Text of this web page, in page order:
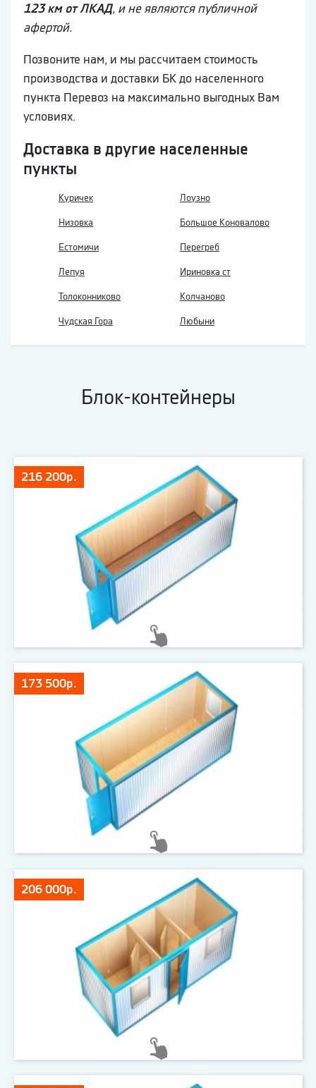
123 км от ЛКАД, и не являются публичной
афертой.
Позвоните нам, и мы рассчитаем стоимость
производства и доставки БК до населенного
пункта Перевоз на максимально выгодных Вам
условиях.
Доставка в другие населенные
пункты
Куричек Лоузно
Низовка Большое Коновалово
Естомичи Перегреб
Лепуя Ириновка ст
Толоконниково Колчаново
Чудская Гора Любыни
Блок-контейнеры
216 200р.
173 500р.
206 000р.